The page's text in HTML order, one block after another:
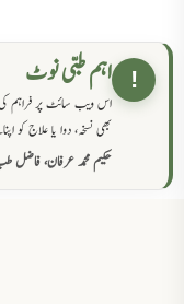
! اہم طبی نوٹ
اس ویب سائٹ پر فراہم
بھی نسخہ، دوا یا علاج
حکیم محمد عرفان، فاضل